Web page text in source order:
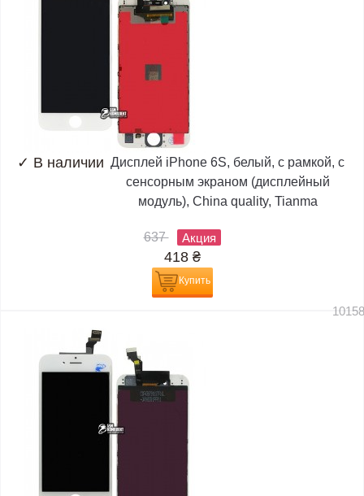
✓ В наличии Дисплей iPhone 6S, белый, с рамкой, с
сенсорным экраном (дисплейный
модуль), China quality, Tianma
637 Акция
418 ₴
Купить